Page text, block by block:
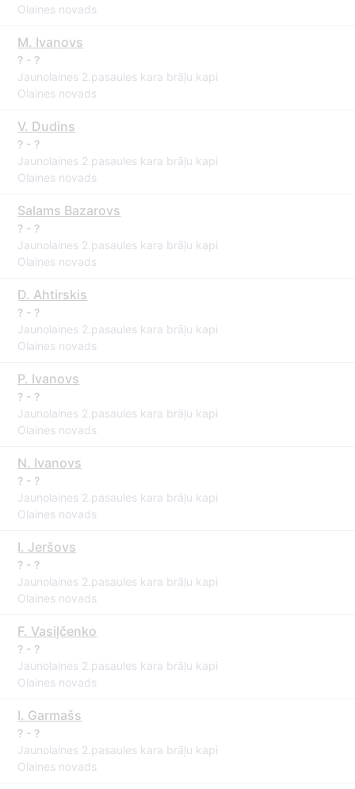
Olaines novads
M. Ivanovs
? - ?
Jaunolaines 2.pasaules kara brāļu kapi
Olaines novads
V. Dudins
? - ?
Jaunolaines 2.pasaules kara brāļu kapi
Olaines novads
Salams Bazarovs
? - ?
Jaunolaines 2.pasaules kara brāļu kapi
Olaines novads
D. Ahtirskis
? - ?
Jaunolaines 2.pasaules kara brāļu kapi
Olaines novads
P. Ivanovs
? - ?
Jaunolaines 2.pasaules kara brāļu kapi
Olaines novads
N. Ivanovs
? - ?
Jaunolaines 2.pasaules kara brāļu kapi
Olaines novads
I. Jeršovs
? - ?
Jaunolaines 2.pasaules kara brāļu kapi
Olaines novads
F. Vasiļčenko
? - ?
Jaunolaines 2.pasaules kara brāļu kapi
Olaines novads
I. Garmašs
? - ?
Jaunolaines 2.pasaules kara brāļu kapi
Olaines novads